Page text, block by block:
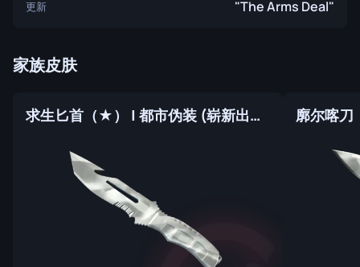
更新 "The Arms Deal"
家族皮肤
求生匕首（★） | 都市伪装 (崭新出厂)